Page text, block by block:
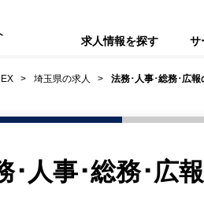
求人情報を探す サ
埼玉県の求人 法務･人事･総務･広報
･人事･総務･広